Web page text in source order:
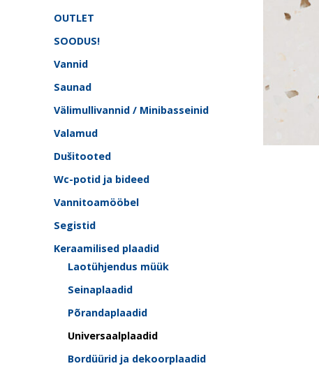
OUTLET
SOODUS!
Vannid
Saunad
Välimullivannid / Minibasseinid
Valamud
Dušitooted
Wc-potid ja bideed
Vannitoamööbel
Segistid
Keraamilised plaadid
Laotühjendus müük
Seinaplaadid
Põrandaplaadid
Universaalplaadid
Bordüürid ja dekoorplaadid